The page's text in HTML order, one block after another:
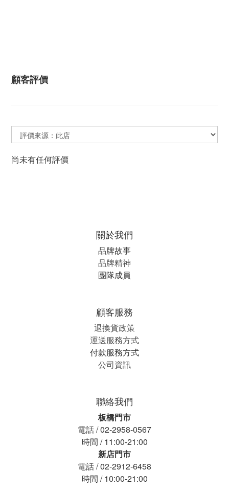
顧客評價
尚未有任何評價
關於我們
品牌故事
品牌精神
團隊成員
顧客服務
退換貨政策
運送服務方式
付款服務方式
公司資訊
聯絡我們
板橋門市
電話 / 02-2958-0567
時間 / 11:00-21:00
新店門市
電話 / 02-2912-6458
時間 / 10:00-21:00